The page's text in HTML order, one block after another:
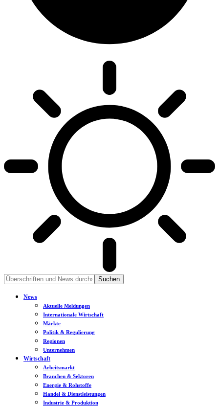
News
Aktuelle Meldungen
Internationale Wirtschaft
Märkte
Politik & Regulierung
Regionen
Unternehmen
Wirtschaft
Arbeitsmarkt
Branchen & Sektoren
Energie & Rohstoffe
Handel & Dienstleistungen
Industrie & Produktion